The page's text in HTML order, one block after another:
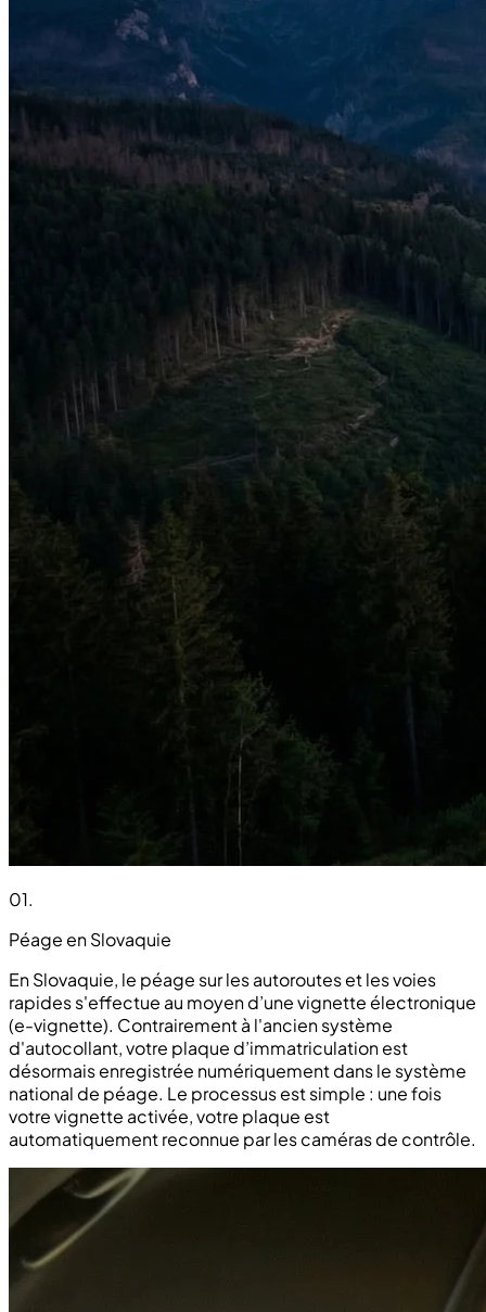
01.
Péage en Slovaquie
En Slovaquie, le péage sur les autoroutes et les voies
rapides s'effectue au moyen d’une vignette électronique
(e-vignette). Contrairement à l'ancien système
d'autocollant, votre plaque d’immatriculation est
désormais enregistrée numériquement dans le système
national de péage. Le processus est simple : une fois
votre vignette activée, votre plaque est
automatiquement reconnue par les caméras de contrôle.